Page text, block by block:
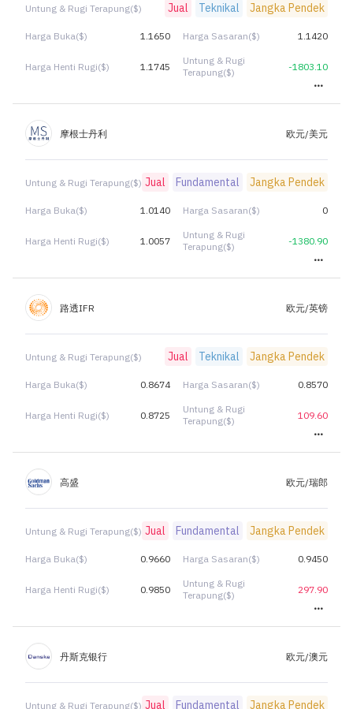
Untung & Rugi Terapung($) Jual Teknikal Jangka Pendek
Harga Buka($) 1.1650 Harga Sasaran($) 1.1420
Harga Henti Rugi($) 1.1745
Untung & Rugi
Terapung($)
-1803.10
摩根士丹利 欧元/美元
Untung & Rugi Terapung($) Jual Fundamental Jangka Pendek
Harga Buka($) 1.0140 Harga Sasaran($) 0
Harga Henti Rugi($) 1.0057
Untung & Rugi
Terapung($)
-1380.90
路透IFR 欧元/英镑
Untung & Rugi Terapung($) Jual Teknikal Jangka Pendek
Harga Buka($) 0.8674 Harga Sasaran($) 0.8570
Harga Henti Rugi($) 0.8725
Untung & Rugi
Terapung($)
109.60
高盛 欧元/瑞郎
Untung & Rugi Terapung($) Jual Fundamental Jangka Pendek
Harga Buka($) 0.9660 Harga Sasaran($) 0.9450
Harga Henti Rugi($) 0.9850
Untung & Rugi
Terapung($)
297.90
丹斯克银行 欧元/澳元
Untung & Rugi Terapung($) Jual Fundamental Jangka Pendek